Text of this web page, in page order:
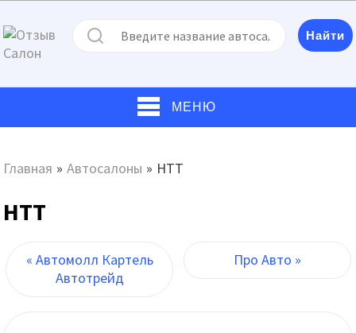
МЕНЮ
Главная » Автосалоны » НТТ
НТТ
« Автомолл Картель
Автотрейд
Про Авто »